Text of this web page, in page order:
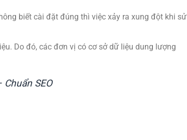
biết cài đặt đúng thì việc xảy ra xung đột khi sử
Do đó, các đơn vị có cơ sở dữ liệu dung lượng
SEO